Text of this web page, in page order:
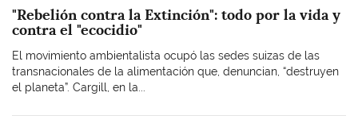
"Rebelión contra la Extinción": todo por la vida y
contra el "ecocidio"
El movimiento ambientalista ocupó las sedes suizas de las
transnacionales de la alimentación que, denuncian, “destruyen
el planeta”. Cargill, en la...